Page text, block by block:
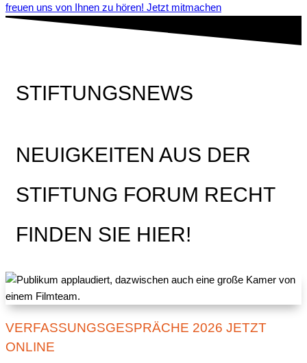
freuen uns von Ihnen zu hören! Jetzt mitmachen
STIFTUNGSNEWS
NEUIGKEITEN AUS DER
STIFTUNG FORUM RECHT
FINDEN SIE HIER!
VERFASSUNGSGESPRÄCHE 2026 JETZT
ONLINE